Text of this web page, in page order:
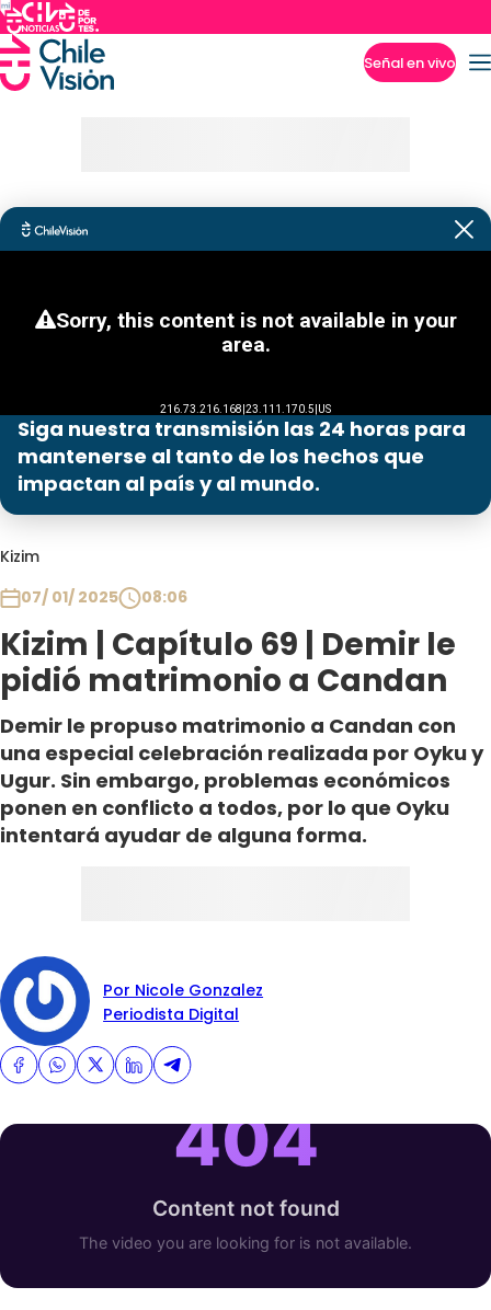
Señal en vivo
Siga nuestra transmisión las 24 horas para
mantenerse al tanto de los hechos que
impactan al país y al mundo.
Kizim
07/ 01/ 2025
08:06
Kizim | Capítulo 69 | Demir le
pidió matrimonio a Candan
Demir le propuso matrimonio a Candan con
una especial celebración realizada por Oyku y
Ugur. Sin embargo, problemas económicos
ponen en conflicto a todos, por lo que Oyku
intentará ayudar de alguna forma.
Por Nicole Gonzalez
Periodista Digital
Programas
Contigo en Directo
Plan Perfecto
El Tiempo
Sabingo
Todos Los Programas